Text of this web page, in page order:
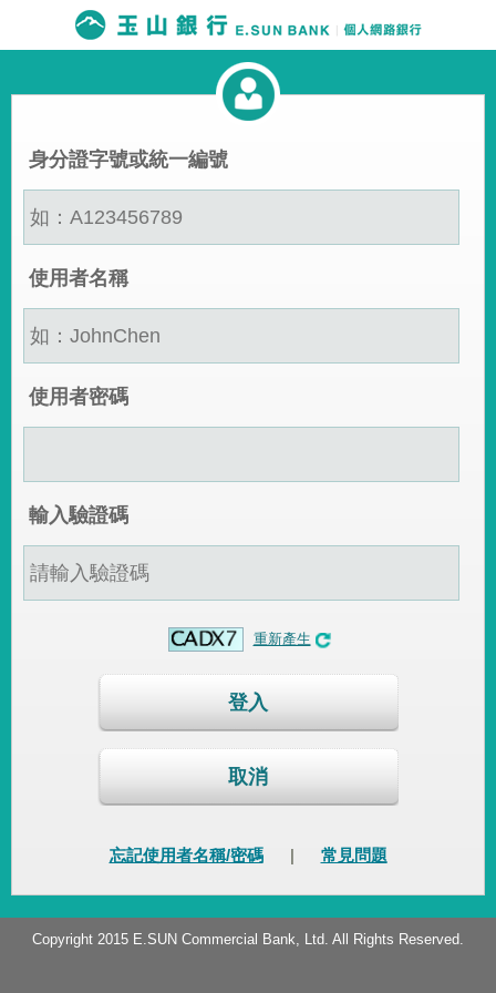
身分證字號或統一編號
使用者名稱
使用者密碼
輸入驗證碼
重新產生
登入
取消
忘記使用者名稱/密碼 | 常見問題
Copyright 2015 E.SUN Commercial Bank, Ltd. All Rights Reserved.